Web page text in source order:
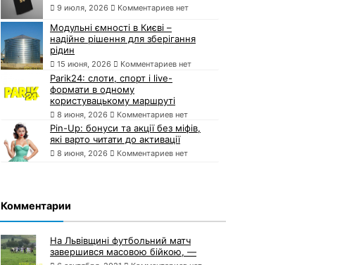
9 июля, 2026 Комментариев нет
Модульні ємності в Києві –
надійне рішення для зберігання
рідин
15 июня, 2026 Комментариев нет
Parik24: слоти, спорт і live-
формати в одному
користувацькому маршруті
8 июня, 2026 Комментариев нет
Pin-Up: бонуси та акції без міфів,
які варто читати до активації
8 июня, 2026 Комментариев нет
Комментарии
На Львівщині футбольний матч
завершився масовою бійкою, —